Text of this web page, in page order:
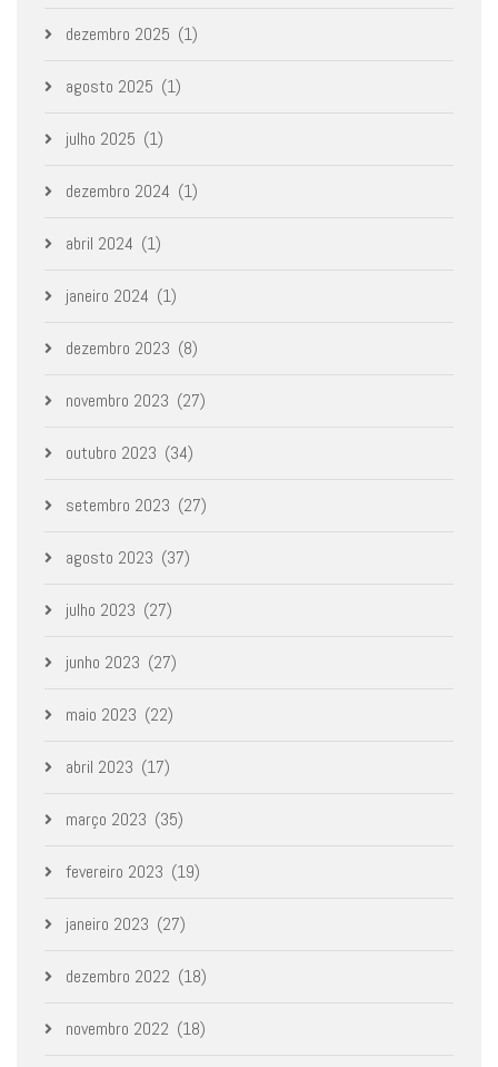
dezembro 2025 (1)
agosto 2025 (1)
julho 2025 (1)
dezembro 2024 (1)
abril 2024 (1)
janeiro 2024 (1)
dezembro 2023 (8)
novembro 2023 (27)
outubro 2023 (34)
setembro 2023 (27)
agosto 2023 (37)
julho 2023 (27)
junho 2023 (27)
maio 2023 (22)
abril 2023 (17)
março 2023 (35)
fevereiro 2023 (19)
janeiro 2023 (27)
dezembro 2022 (18)
novembro 2022 (18)